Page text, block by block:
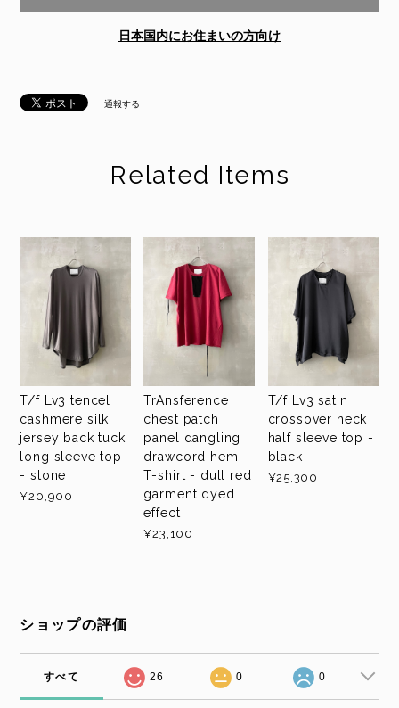
日本国内にお住まいの方向け
通報する
Related Items
T/f Lv3 tencel
cashmere silk
jersey back tuck
long sleeve top
- stone
¥20,900
TrAnsference
chest patch
panel dangling
drawcord hem
T-shirt - dull red
garment dyed
effect
¥23,100
T/f Lv3 satin
crossover neck
half sleeve top -
black
¥25,300
ショップの評価
すべて 26 0 0